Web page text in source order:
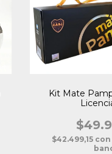
Kit Mate
$42.499,15 con